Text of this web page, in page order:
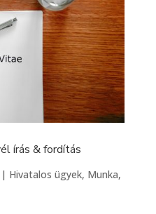
írás & fordítás
| Hivatalos ügyek, Munka,